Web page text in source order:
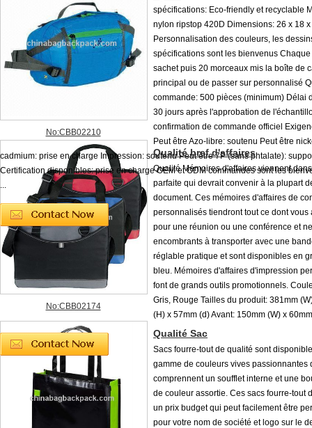
No:CBB02210
spécifications: Eco-friendly et recyclable
nylon ripstop 420D Dimensions: 26 x 18
Personnalisation des couleurs, les
spécifications sont les bienvenus
sachet puis 20 morceaux mis la boîte de
principal ou de passer sur personnalisé
commande: 500 pièces (minimum) Délai
30 jours après l'approbation de
confirmation de commande officiel
Peut être Azo-libre: soutenu Peut être
cadmium: prise en charge Impression: soutenu Peut être 7P (sans phtalate):
Certification disponibles: prise en charge OEM et ODM commandes sont les
...
No:CBB02174
Qualité bref d'affaires
Qualité Mémoires d'affaires viennent
parfaite qui devrait convenir à la plupart
document. Ces mémoires d'affaires de
personnalisés tiendront tout ce dont vous
pour une réunion ou une conférence et
encombrants à transporter avec une
réglable pratique et sont disponibles en
bleu. Mémoires d'affaires d'impression
font de grands outils promotionnels.
Gris, Rouge Tailles du produit: 381mm
(H) x 57mm (d) Avant: 150mm (W) x
Qualité Sac
Sacs fourre-tout de qualité sont
gamme de couleurs vives passionnantes
comprennent un soufflet interne et une
de couleur assortie. Ces sacs fourre-tout
un prix budget qui peut facilement être
pour votre nom de société et logo sur le